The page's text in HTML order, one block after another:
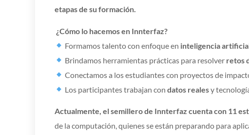
etapas de su formación.
¿Cómo lo hacemos en Innterfaz?
Formamos talento con enfoque en inteligencia
Brindamos herramientas prácticas para resolver retos
Conectamos a los estudiantes con proyectos de
Los participantes trabajan condatos realesy
Actualmente, el semillero de Innterfaz cuenta con 11
de la computación, quienes se están preparando para